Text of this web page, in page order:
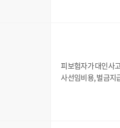
피보험자가 대인사
사선임비용, 벌금지